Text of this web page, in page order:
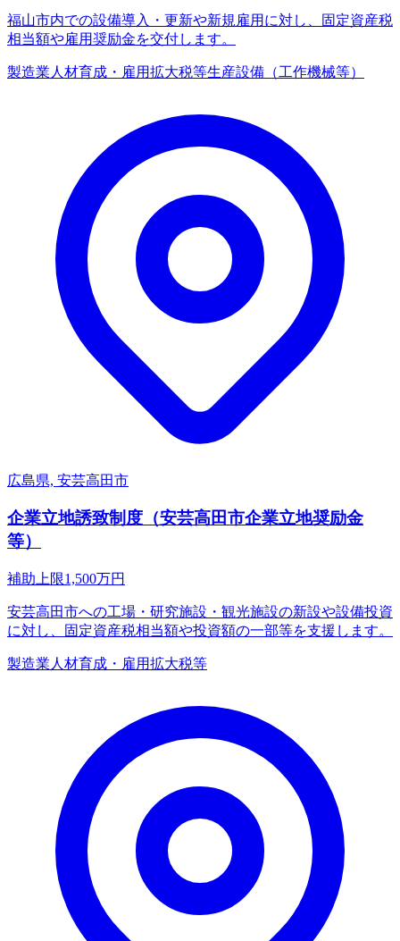
福山市内での設備導入・更新や新規雇用に対し、固定資産税
相当額や雇用奨励金を交付します。
製造業 人材育成・雇用拡大税等生産設備（工作機械等）
広島県, 安芸高田市
企業立地誘致制度（安芸高田市企業立地奨励金
等）
補助上限1,500万円
安芸高田市への工場・研究施設・観光施設の新設や設備投資
に対し、固定資産税相当額や投資額の一部等を支援します。
製造業 人材育成・雇用拡大税等